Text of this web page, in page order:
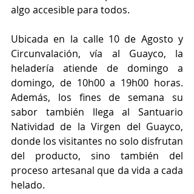
algo accesible para todos.
Ubicada en la calle 10 de Agosto y
Circunvalación, vía al Guayco, la
heladería atiende de domingo a
domingo, de 10h00 a 19h00 horas.
Además, los fines de semana su
sabor también llega al Santuario
Natividad de la Virgen del Guayco,
donde los visitantes no solo disfrutan
del producto, sino también del
proceso artesanal que da vida a cada
helado.